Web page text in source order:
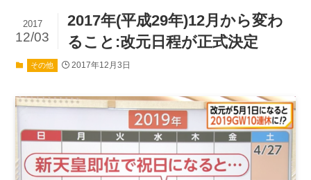
2017年(平成29年)12月から変わ
ること:改元日程が正式決定
2017
12/03
その他 2017年12月3日